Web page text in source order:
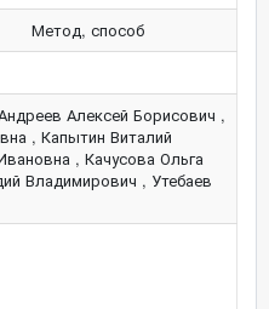
Метод, способ
Алексей Борисович ,
, Капытин Виталий
, Качусова Ольга
Владимирович , Утебаев